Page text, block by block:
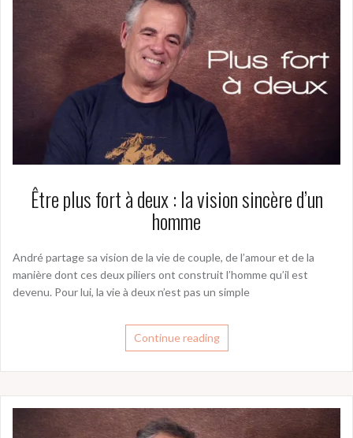
Être plus fort à deux : la vision sincère d’un
homme
André partage sa vision de la vie de couple, de l’amour et de la
manière dont ces deux piliers ont construit l’homme qu’il est
devenu. Pour lui, la vie à deux n’est pas un simple
Continue reading